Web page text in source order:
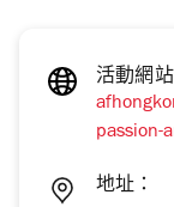
活動網站
passion-
地址：